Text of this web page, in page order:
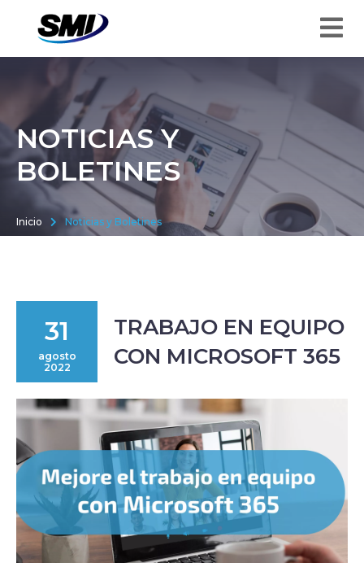
NOTICIAS Y
BOLETINES
Inicio Noticias y Boletines
31
agosto
2022
TRABAJO EN EQUIPO
CON MICROSOFT 365